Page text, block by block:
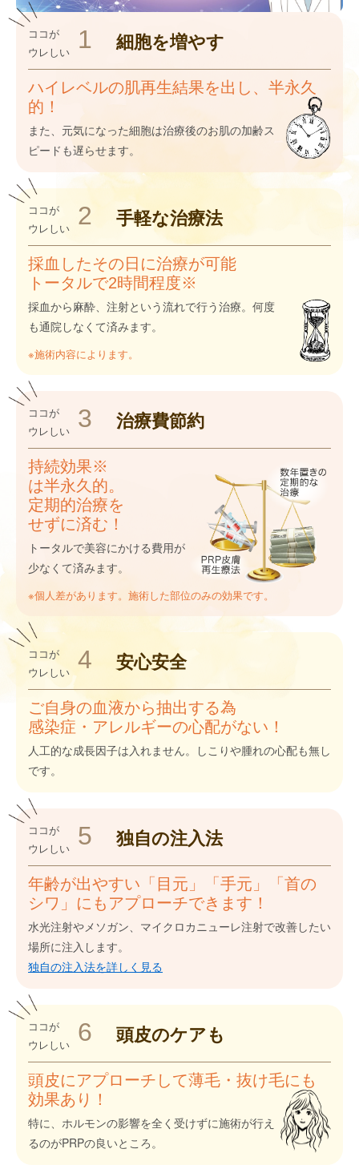
ココが
ウレしい
1 細胞を増やす
ハイレベルの肌再生結果を出し、半永久
的！
また、元気になった細胞は治療後のお肌の加齢ス
ピードも遅らせます。
ココが
ウレしい 2 手軽な治療法
採血したその日に治療が可能
トータルで2時間程度※
採血から麻酔、注射という流れで行う治療。何度
も通院しなくて済みます。
※施術内容によります。
ココが
ウレしい 3 治療費節約
持続効果※
は半永久的。
定期的治療を
せずに済む！
トータルで美容にかける費用が
少なくて済みます。
※個人差があります。施術した部位のみの効果です。
ココが
ウレしい 4 安心安全
ご自身の血液から抽出する為
感染症・アレルギーの心配がない！
人工的な成長因子は入れません。しこりや腫れの心配も無し
です。
ココが
ウレしい 5 独自の注入法
年齢が出やすい「目元」「手元」「首の
シワ」にもアプローチできます！
水光注射やメソガン、マイクロカニューレ注射で改善したい
場所に注入します。
独自の注入法を詳しく見る
ココが
ウレしい 6 頭皮のケアも
頭皮にアプローチして薄毛・抜け毛にも
効果あり！
特に、ホルモンの影響を全く受けずに施術が行え
るのがPRPの良いところ。